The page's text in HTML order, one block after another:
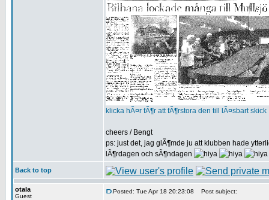
klicka hÃ¤r fÃ¶r att fÃ¶rstora den till lÃ¤sbart skick
cheers / Bengt
ps: just det, jag glÃ¶mde ju att klubben hade
lÃ¶rdagen och sÃ¶ndagen
Back to top
otala
Guest
Posted: Tue Apr 18 20:23:08 Post subject: